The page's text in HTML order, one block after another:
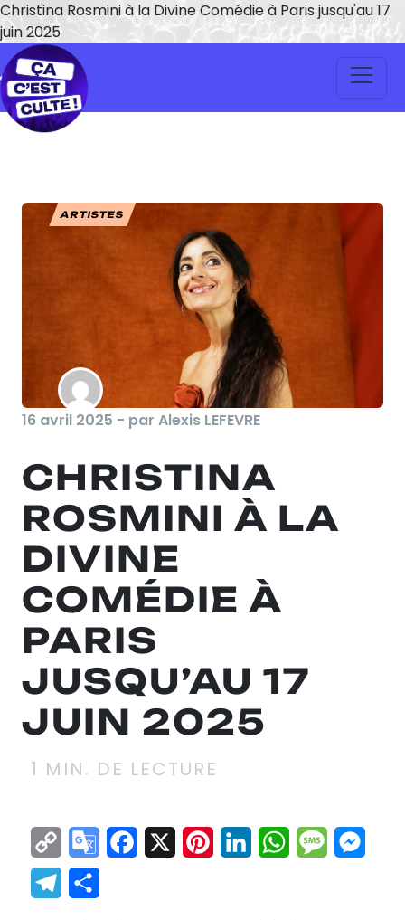
Christina Rosmini à la Divine Comédie à Paris jusqu'au 17
juin 2025
ARTISTES
16 avril 2025 - par Alexis LEFEVRE
CHRISTINA
ROSMINI À LA
DIVINE
COMÉDIE À
PARIS
JUSQU’AU 17
JUIN 2025
1 MIN. DE LECTURE
Copy
Link
GoogleFacebook
X Pinterest
LinkedInWhatsApp
Telegram